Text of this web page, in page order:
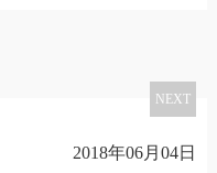
NEXT
2018年06月04日